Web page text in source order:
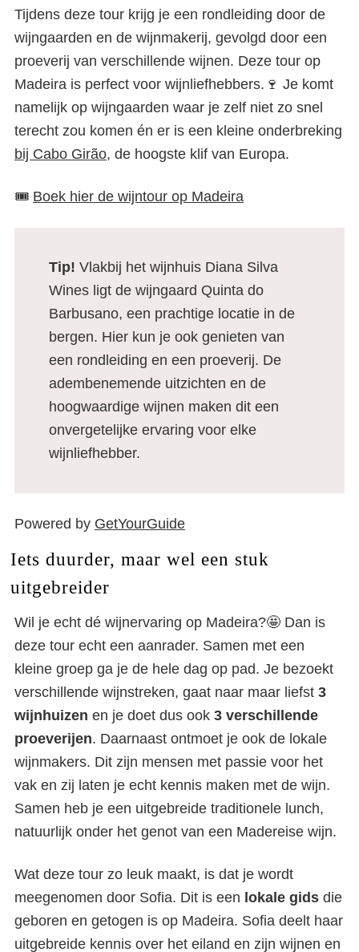
Tijdens deze tour krijg je een rondleiding door de
wijngaarden en de wijnmakerij, gevolgd door een
proeverij van verschillende wijnen. Deze tour op
Madeira is perfect voor wijnliefhebbers.🍷 Je komt
namelijk op wijngaarden waar je zelf niet zo snel
terecht zou komen én er is een kleine onderbreking
bij Cabo Girão, de hoogste klif van Europa.
🎟️ Boek hier de wijntour op Madeira
Tip! Vlakbij het wijnhuis Diana Silva
Wines ligt de wijngaard Quinta do
Barbusano, een prachtige locatie in de
bergen. Hier kun je ook genieten van
een rondleiding en een proeverij. De
adembenemende uitzichten en de
hoogwaardige wijnen maken dit een
onvergetelijke ervaring voor elke
wijnliefhebber.
Powered by GetYourGuide
Iets duurder, maar wel een stuk
uitgebreider
Wil je echt dé wijnervaring op Madeira?🤩 Dan is
deze tour echt een aanrader. Samen met een
kleine groep ga je de hele dag op pad. Je bezoekt
verschillende wijnstreken, gaat naar maar liefst 3
wijnhuizen en je doet dus ook 3 verschillende
proeverijen. Daarnaast ontmoet je ook de lokale
wijnmakers. Dit zijn mensen met passie voor het
vak en zij laten je echt kennis maken met de wijn.
Samen heb je een uitgebreide traditionele lunch,
natuurlijk onder het genot van een Madereise wijn.
Wat deze tour zo leuk maakt, is dat je wordt
meegenomen door Sofia. Dit is een lokale gids die
geboren en getogen is op Madeira. Sofia deelt haar
uitgebreide kennis over het eiland en zijn wijnen en